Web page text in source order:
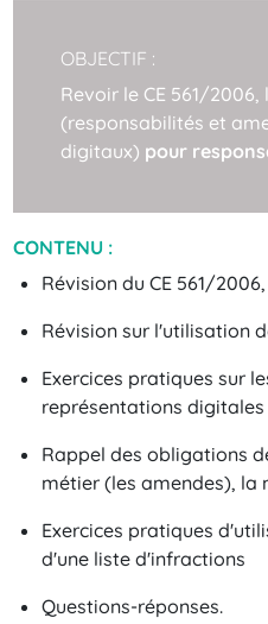
OBJECTIF :
Revoir le CE 561/
(responsabilités et
digitaux) pour
CONTENU :
Révision du CE 561/
Révision sur l'utilisation
Exercices pratiques sur
représentations
Rappel des obligations
métier (les amendes), la
Exercices pratiques
d'une liste d'infractions
Questions-réponses.